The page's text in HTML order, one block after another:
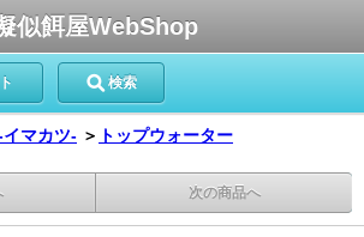
似餌屋WebShop
検索
マカツ‐ ＞ トップウォーター
次の商品へ